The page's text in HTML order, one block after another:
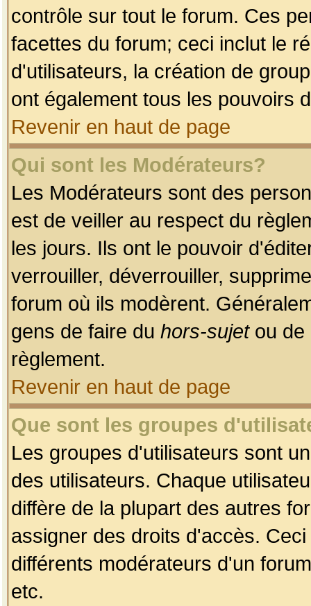
contrôle sur tout le forum. Ces
facettes du forum; ceci inclut le
d'utilisateurs, la création de
ont également tous les pouvoirs
Revenir en haut de page
Qui sont les Modérateurs?
Les Modérateurs sont des
est de veiller au respect du
les jours. Ils ont le pouvoir
verrouiller, déverrouiller,
forum où ils modèrent.
gens de faire du hors-sujetou de
règlement.
Revenir en haut de page
Que sont les groupes
Les groupes d'utilisateurs sont
des utilisateurs. Chaque
diffère de la plupart des autres
assigner des droits d'accès.
différents modérateurs d'un
etc.